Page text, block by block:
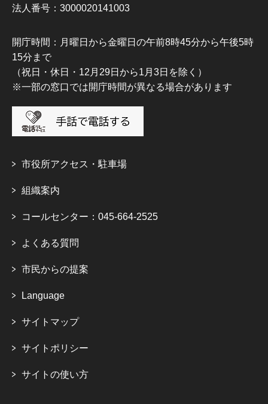
法人番号：3000020141003
開庁時間：月曜日から金曜日の午前8時45分から午後5時
15分まで
（祝日・休日・12月29日から1月3日を除く）
※一部の窓口では開庁時間が異なる場合があります
市役所アクセス・駐車場
組織案内
コールセンター：045-664-2525
よくある質問
市民からの提案
Language
サイトマップ
サイトポリシー
サイトの使い方